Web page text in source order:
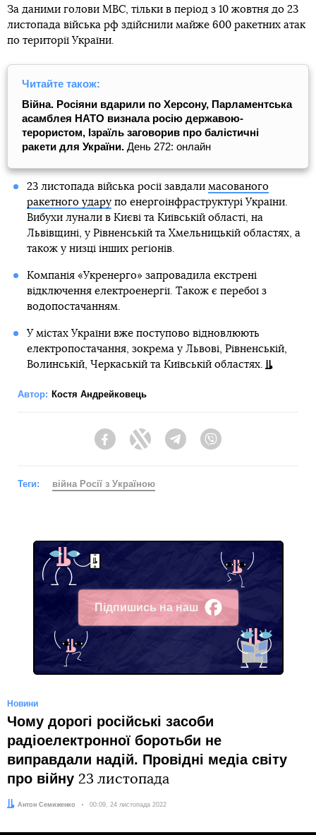
Facebook
В Україні за 23 листопада від ракетних
обстрілів росіян загинули 10 людей
FacebookTwitter TelegramViber
В Україні за сьогодні, 23 листопада, від ракетних ударів
росіян загинули 10 людей.
Монастирський.
«Росія продовжує завдавати масованих ракетних ударів
влучання в багатоповерхові будинки. На жаль, 10 людей
загинули», — написав він уFacebook.
листопада війська рф здійснили майже 600 ракетних атак
Війна. Росіяни вдарили по Херсону, Парламентська
асамблея НАТО визнала росію державою-
23 листопада війська росії завдали
масованого
ракетного удару
по енергоінфраструктурі України.
Вибухи лунали в Києві та Київській області, на
Львівщині, у Рівненській та Хмельницькій областях, а
також у низці інших регіонів.
Компанія «Укренерго» запровадила екстрені
відключення електроенергії. Також є перебої з
У містах України вже поступово відновлюють
електропостачання, зокрема у Львові, Рівненській,
Волинській, Черкаській та Київській областях.
Автор: Костя Андрейковець